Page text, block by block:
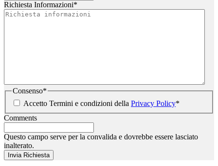
Richiesta Informazioni*
Consenso*
Accetto Termini e condizioni della Privacy Policy*
Comments
Questo campo serve per la convalida e dovrebbe essere lasciato
inalterato.